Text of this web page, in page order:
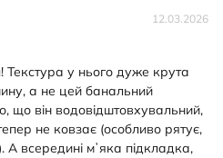
12.03.2026
у нього дуже крута
а не цей банальний
що він водовідштовхувальний,
не ковзає (особливо рятує,
А всередині мʼяка підкладка,